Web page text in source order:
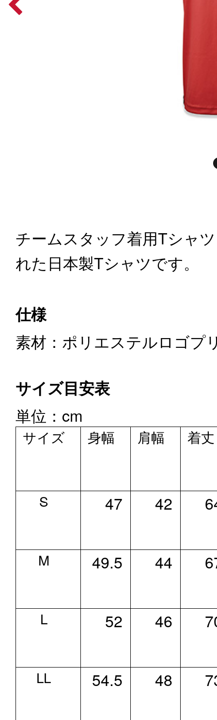
チームスタッフ着用Tシャ
れた日本製Tシャツです。
仕様
素材：ポリエステルロゴプ
サイズ目安表
単位：cm
サイズ 身幅 肩幅 着丈
S 47 42
M 49.5 44
L 52 46
LL 54.5 48